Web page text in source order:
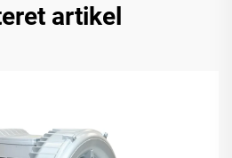
artikel